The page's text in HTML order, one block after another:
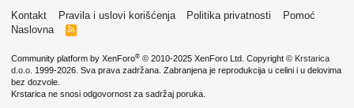
Kontakt
Pravila i uslovi korišćenja Politika privatnosti
Pomoć
Naslovna
R
Community platform by XenForo® © 2010-2025 XenForo Ltd. Copyright © Krstarica
d.o.o. 1999-2026. Sva prava zadržana. Zabranjena je reprodukcija u celini i u delovima
bez dozvole.
Krstarica ne snosi odgovornost za sadržaj poruka.